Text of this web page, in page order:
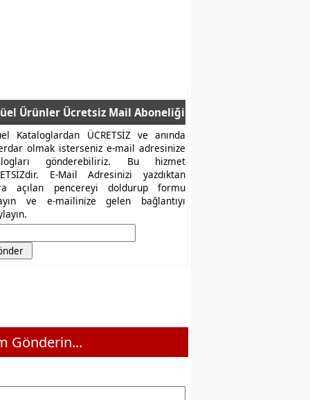
Ürünler Ücretsiz Mail Aboneliği
Kataloglardan ÜCRETSİZ ve anında
olmak isterseniz e-mail adresinize
gönderebiliriz. Bu hizmet
E-Mail Adresinizi yazdıktan
açılan pencereyi doldurup formu
ve e-mailinize gelen bağlantıyı
Gönderin...